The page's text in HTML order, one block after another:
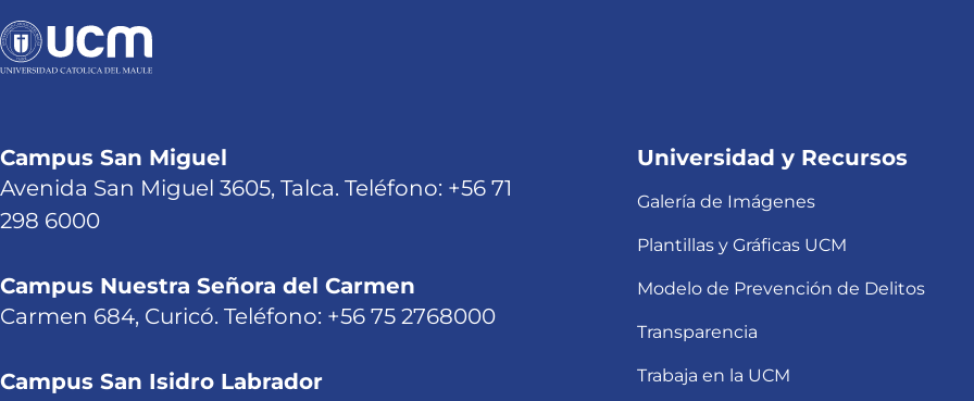
Campus San Miguel
Avenida San Miguel 3605, Talca. Teléfono: +56 71
298 6000
Campus Nuestra Señora del Carmen
Carmen 684, Curicó. Teléfono: +56 75 2768000
Campus San Isidro Labrador
Universidad y Recursos
Galería de Imágenes
Plantillas y Gráficas UCM
Modelo de Prevención de Delitos
Transparencia
Trabaja en la UCM